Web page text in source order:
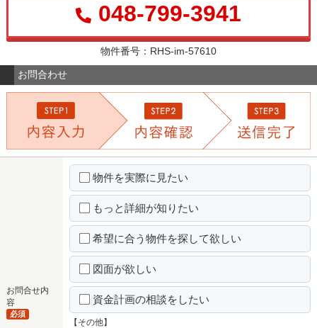
048-799-3941
物件番号：RHS-im-57610
お問合わせ
お問合せ内
容
必須
物件を実際に見たい
もっと詳細が知りたい
希望に合う物件を探して欲しい
図面が欲しい
資金計画の相談をしたい
【その他】